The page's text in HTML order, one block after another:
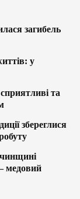
загибель
у
та
збереглися
медовий